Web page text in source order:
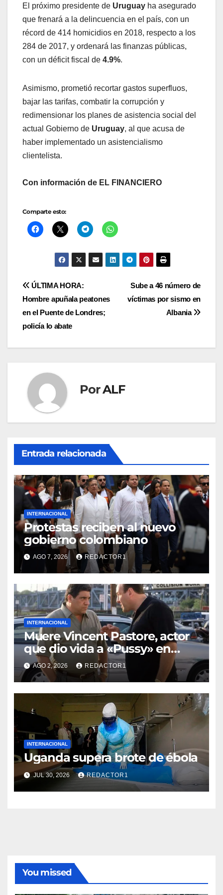
El próximo presidente de Uruguay ha asegurado
que frenará a la delincuencia en el país, con un
récord de 414 homicidios en 2018, respecto a los
284 de 2017, y ordenará las finanzas públicas,
con un déficit fiscal de 4.9%.
Asimismo, prometió recortar gastos superfluos,
bajar las tarifas, combatir la corrupción y
redimensionar los planes de asistencia social del
actual Gobierno de Uruguay, al que acusa de
haber implementado un asistencialismo
clientelista.
Con información de EL FINANCIERO
Comparte esto:
Navegación
de
entradas
Sube a 46 número de
víctimas por sismo en
Albania
ÚLTIMA HORA:
Hombre apuñala peatones
en el Puente de Londres;
policía lo abate
PorALF
Entrada relacionada
INTERNACIONAL
Protestas reciben al nuevo
gobierno colombiano
AGO 7, 2026 REDACTOR1
INTERNACIONAL
Muere Vincent Pastore, actor
que dio vida a «Pussy» en
«Los Soprano»
AGO 2, 2026 REDACTOR1
INTERNACIONAL
Uganda supera brote de ébola
JUL 30, 2026 REDACTOR1
You missed